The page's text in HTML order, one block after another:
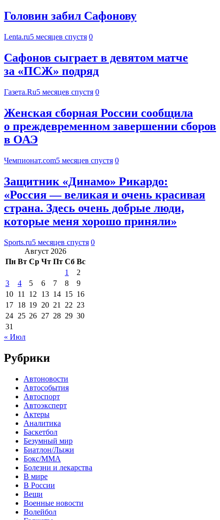
Головин забил Сафонову
Lenta.ru5 месяцев спустя 0
Сафонов сыграет в девятом матче
за «ПСЖ» подряд
Газета.Ru5 месяцев спустя 0
Женская сборная России сообщила
о преждевременном завершении сборов
в ОАЭ
Чемпионат.com5 месяцев спустя 0
Защитник «Динамо» Рикардо:
«Россия — великая и очень красивая
страна. Здесь очень добрые люди,
которые меня хорошо приняли»
Sports.ru5 месяцев спустя 0
Август 2026
Пн Вт Ср Чт Пт Сб Вс
1
2
3
4 5 6 7 8
9
10 11 12 13 14 15 16
17 18 19 20 21 22 23
24 25 26 27 28 29 30
31
« Июл
Рубрики
Автоновости
Автособытия
Автоспорт
Автоэксперт
Актеры
Аналитика
Баскетбол
Безумный мир
Биатлон/Лыжи
Бокс/MMA
Болезни и лекарства
В мире
В России
Вещи
Военные новости
Волейбол